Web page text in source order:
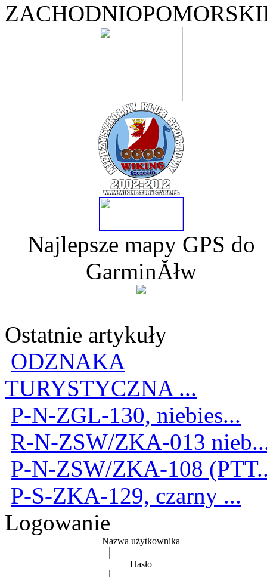
Najlepsze mapy GPS do
GarminĂłw
Ostatnie artykuły
ODZNAKA
TURYSTYCZNA ...
P-N-ZGL-130, niebies...
R-N-ZSW/ZKA-013
P-N-ZSW/ZKA-108
P-S-ZKA-129, czarny ...
Logowanie
Nazwa użytkownika
Hasło